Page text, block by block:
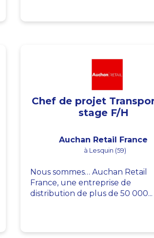
Chef de projet
stage F/H
Auchan Retail France
à Lesquin (59)
Nous sommes… Auchan Retail
France, une entreprise de
distribution de plus de 50 000...